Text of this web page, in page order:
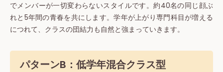
でメンバーが一切変わらないスタイルです。約40名の同じ顔ぶ
れと5年間の青春を共にします。学年が上がり専門科目が増える
につれて、クラスの団結力も自然と強まっていきます。
パターンB：低学年混合クラス型